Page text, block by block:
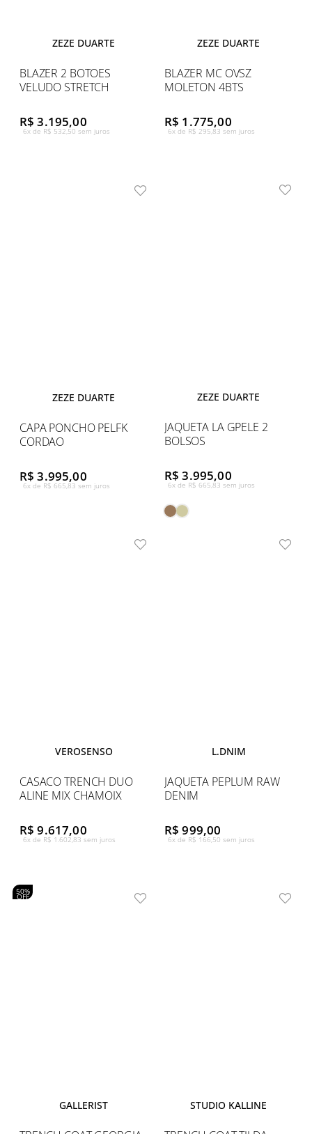
ZEZE DUARTE
BLAZER 2 BOTOES
VELUDO STRETCH
R$ 3.195,00
6x de R$ 532,50 sem juros
ZEZE DUARTE
BLAZER MC OVSZ
MOLETON 4BTS
R$ 1.775,00
6x de R$ 295,83 sem juros
ZEZE DUARTE
CAPA PONCHO PELFK
CORDAO
R$ 3.995,00
6x de R$ 665,83 sem juros
ZEZE DUARTE
JAQUETA LA GPELE 2
BOLSOS
R$ 3.995,00
6x de R$ 665,83 sem juros
VEROSENSO
CASACO TRENCH DUO
ALINE MIX CHAMOIX
R$ 9.617,00
6x de R$ 1.602,83 sem juros
L.DNIM
JAQUETA PEPLUM RAW
DENIM
R$ 999,00
6x de R$ 166,50 sem juros
50%
OFF
GALLERIST STUDIO KALLINE